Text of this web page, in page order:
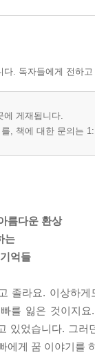
. 독자들에게 전하
에 게재됩니다.
, 책에 대한 문의는
름다운 환상
는
억들
졸라요. 이상하
를 잃은 것이지
있었습니다. 그
에게 꿈 이야기를